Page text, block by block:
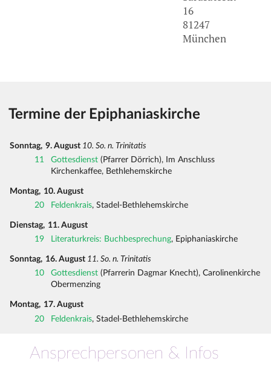
16
81247
München
Termine der Epiphaniaskirche
Sonntag, 9. August 10. So. n. Trinitatis
11
Gottesdienst (Pfarrer Dörrich), Im Anschluss
Kirchenkaffee, Bethlehemskirche
Montag, 10. August
20
Feldenkrais, Stadel-Bethlehemskirche
Dienstag, 11. August
19
Literaturkreis: Buchbesprechung, Epiphaniaskirche
Sonntag, 16. August 11. So. n. Trinitatis
10
Gottesdienst (Pfarrerin Dagmar Knecht), Carolinenkirche
Obermenzing
Montag, 17. August
20
Feldenkrais, Stadel-Bethlehemskirche
Ansprechpersonen & Infos